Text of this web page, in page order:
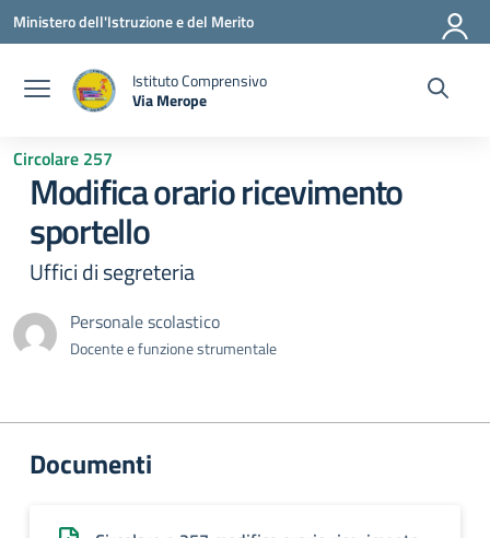
Vai ai contenuti
Vai al menu di navigazione
Vai al footer
Ministero dell'Istruzione e del Merito
Istituto Comprensivo
Via Merope
Circolare 257
Modifica orario ricevimento
sportello
Uffici di segreteria
Personale scolastico
Docente e funzione strumentale
Documenti